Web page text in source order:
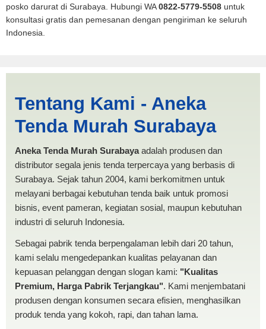
posko darurat di Surabaya. Hubungi WA0822-5779-5508 untuk
konsultasi gratis dan pemesanan dengan pengiriman ke seluruh
Indonesia.
PRODUKSI ANEKA TENDA
MURAH
Tentang Kami - Aneka
Tenda Murah Surabaya
Aneka Tenda Murah Surabayaadalah produsen dan
distributor segala jenis tenda terpercaya yang berbasis di
Surabaya. Sejak tahun 2004, kami berkomitmen untuk
melayani berbagai kebutuhan tenda baik untuk promosi
bisnis, event pameran, kegiatan sosial, maupun kebutuhan
industri di seluruh Indonesia.
Sebagai pabrik tenda berpengalaman lebih dari 20 tahun,
kami selalu mengedepankan kualitas pelayanan dan
kepuasan pelanggan dengan slogan kami: "Kualitas
Premium, Harga Pabrik Terjangkau". Kami menjembatani
produsen dengan konsumen secara efisien, menghasilkan
produk tenda yang kokoh, rapi, dan tahan lama.